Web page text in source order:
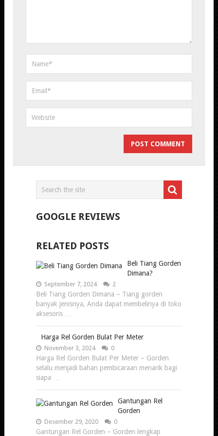
GOOGLE REVIEWS
RELATED POSTS
Beli Tiang Gorden
Dimana?
September 7, 2024 2
Beli Tiang Gorden Dimana – Tiang gorden
banyak jenisnya, Anda dapat membelinya di toko
aksesoris …
Harga Rel Gorden Bulat Per Meter
November 3, 2024 0
Harga Rel Gorden Bulat Per Meter – Gorden
selalu menjadi bahan pembicaraan menarik bagi
siapa …
Gantungan Rel
Gorden
Desember 29, 2020 0
Gantungan Rel Gorden – Gorden lengkap